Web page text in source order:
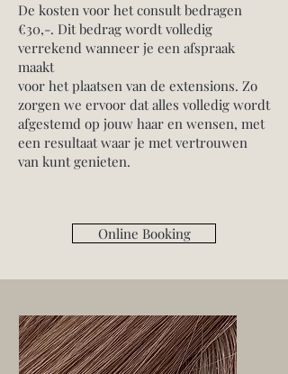
De kosten voor het consult bedragen
€30,-. Dit bedrag wordt volledig
verrekend wanneer je een afspraak
maakt
voor het plaatsen van de extensions. Zo
zorgen we ervoor dat alles volledig wordt
afgestemd op jouw haar en wensen, met
een resultaat waar je met vertrouwen
van kunt genieten.
Online Booking